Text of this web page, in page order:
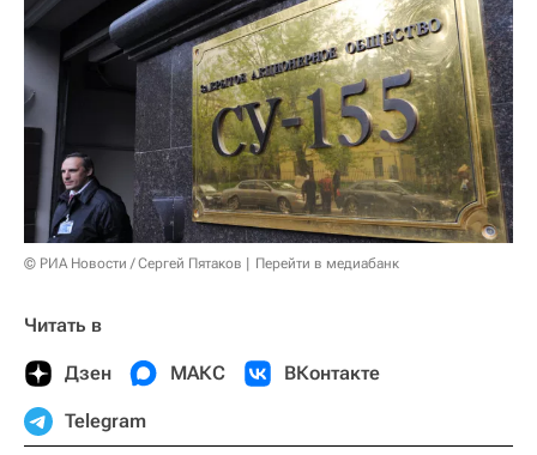
© РИА Новости / Сергей Пятаков Перейти в медиабанк
Читать в
Дзен МАКС ВКонтакте
Telegram